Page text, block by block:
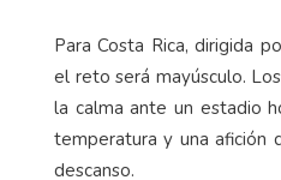
Para Costa Rica, dirigida
el reto será mayúsculo.
la calma ante un estadio
temperatura y una afición
descanso.